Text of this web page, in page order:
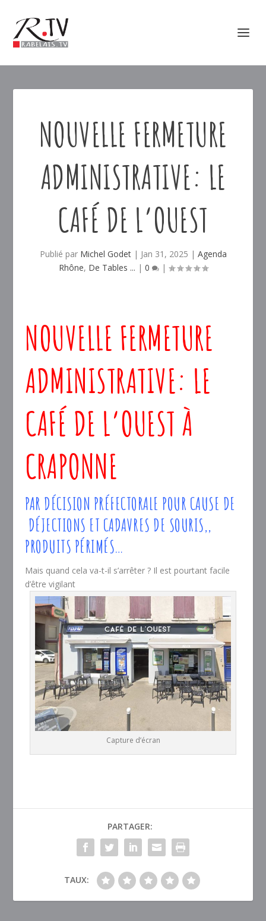
NOUVELLE FERMETURE
ADMINISTRATIVE: LE
CAFÉ DE L’OUEST
Publié par Michel Godet| Jan 31, 2025 | Agenda
Rhône, De Tables ... | 0 |
NOUVELLE FERMETURE
ADMINISTRATIVE: LE
CAFÉ DE L’OUEST À
CRAPONNE
PAR DÉCISION PRÉFECTORALE POUR CAUSE DE
DÉJECTIONS ET CADAVRES DE SOURIS,,
PRODUITS PÉRIMÉS…
Mais quand cela va-t-il s’arrêter ? Il est pourtant facile
d’être vigilant
Capture d’écran
PARTAGER:
TAUX: